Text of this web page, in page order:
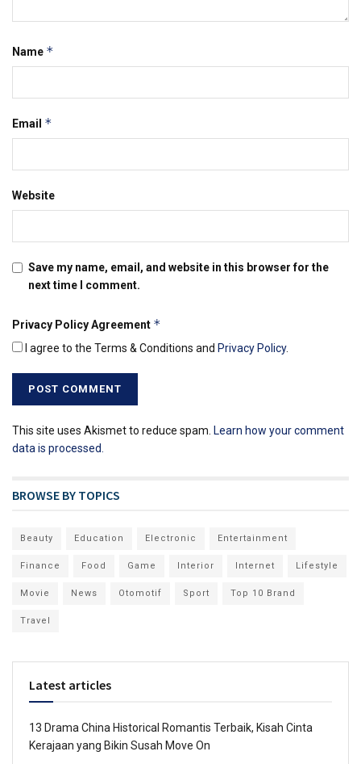
Name *
Email *
Website
Save my name, email, and website in this browser for the
next time I comment.
Privacy Policy Agreement *
I agree to the Terms & Conditions and Privacy Policy.
This site uses Akismet to reduce spam. Learn how your comment
data is processed.
BROWSE BY TOPICS
Beauty Education Electronic Entertainment
Finance Food Game Interior Internet Lifestyle
Movie News Otomotif Sport Top 10 Brand
Travel
Latest articles
13 Drama China Historical Romantis Terbaik, Kisah Cinta
Kerajaan yang Bikin Susah Move On